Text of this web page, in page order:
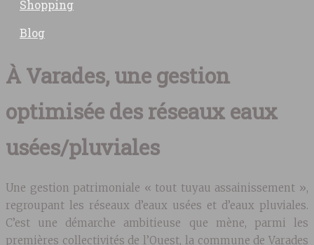
Shopping
Blog
À Varades, une gestion
optimisée des réseaux eaux
usées/pluviales
Une gestion patrimoniale « tout tuyau assainissement »,
regroupant les réseaux d’eaux usées et d’eaux pluviales.
C’est une démarche ambitieuse que mène, parmi les
premières collectivités de l’Ouest, la commune de Varades